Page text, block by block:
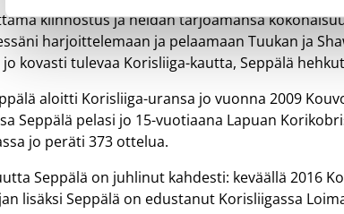
kiinnostus ja heidän tarjoamansa
harjoittelemaan ja pelaamaan Tuukan ja
kovasti tulevaa Korisliiga-kautta, Seppälä
aloitti Korisliiga-uransa jo vuonna 2009
Seppälä pelasi jo 15-vuotiaana Lapuan
jo peräti 373 ottelua.
Seppälä on juhlinut kahdesti: keväällä 2016
lisäksi Seppälä on edustanut Korisliigassa